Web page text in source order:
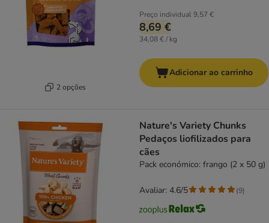
2 opções
Preço individual9,57 €
8,69 €
34,08 € / kg
Adicionar ao carrinho
Nature's Variety Chunks
Pedaços liofilizados para
cães
Pack económico: frango (2 x 50 g)
Avaliar: 4.6/5 (9)